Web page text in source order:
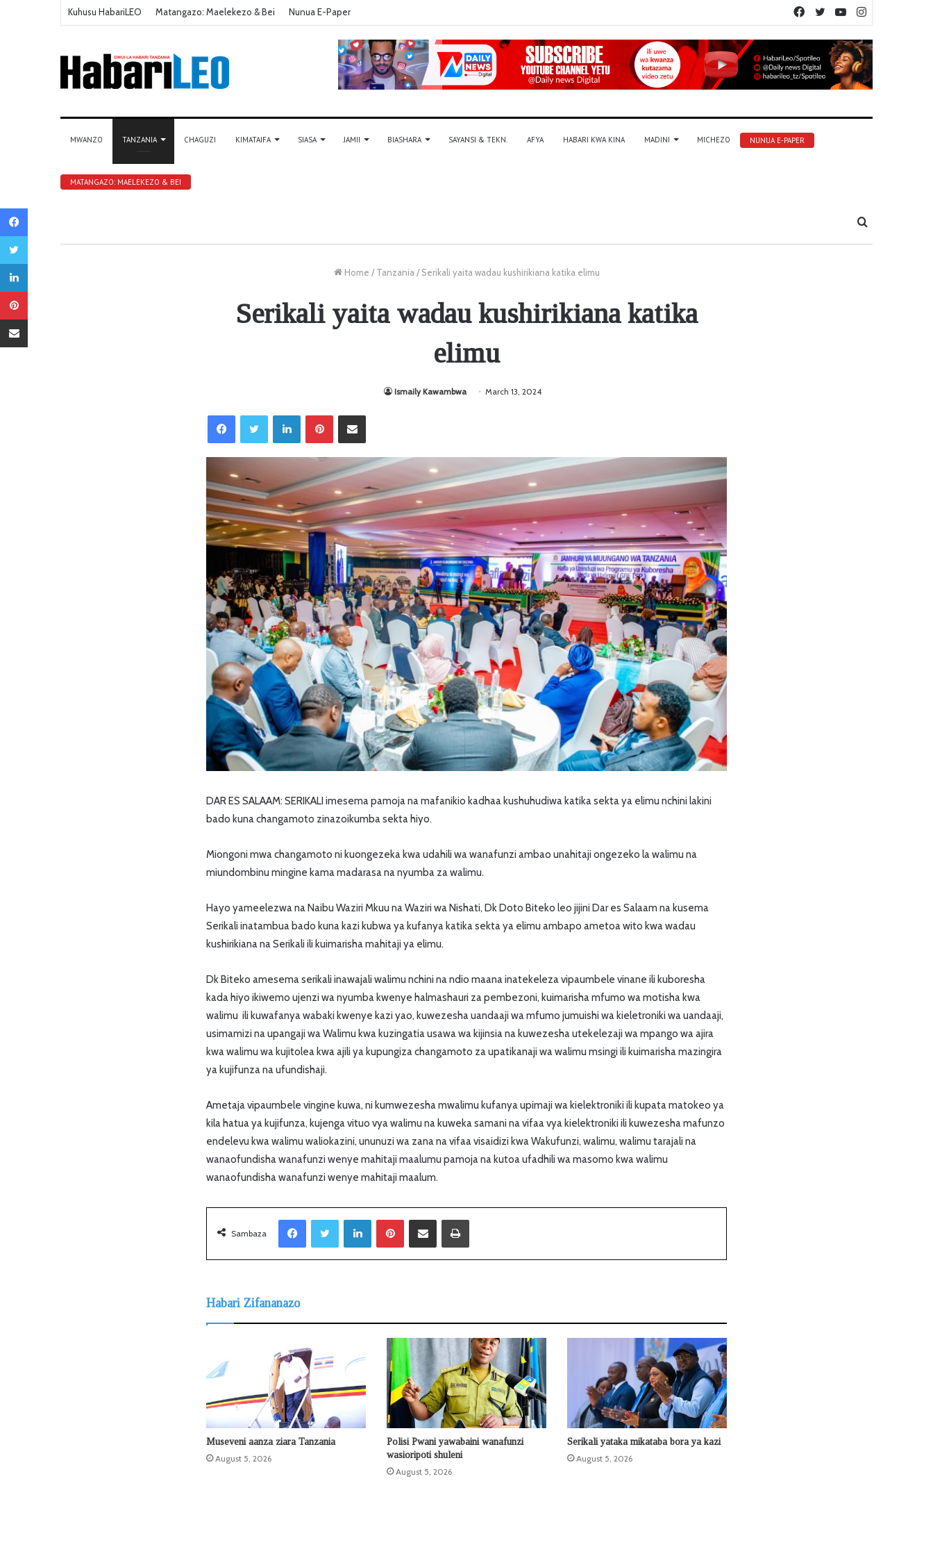
Kuhusu HabariLEO Matangazo: Maelekezo & Bei Nunua E-Paper YouTube
Twitter
Facebook
MWANZO TANZANIA CHAGUZI KIMATAIFA SIASA JAMII BIASHARA SAYANSI & TEKN. AFYA HABARI KWA KINA MADINI MICHEZO NUNUA E-PAPER
MATANGAZO: MAELEKEZO & BEI
Tafuta
Home / Tanzania / Serikali yaita wadau kushirikiana katika elimu
Serikali yaita wadau kushirikiana katika
elimu
Ismaily Kawambwa March 13, 2024
LinkedIn
DAR ES SALAAM: SERIKALI imesema pamoja na mafanikio kadhaa kushuhudiwa katika sekta ya elimu nchini lakini
bado kuna changamoto zinazoikumba sekta hiyo.
Miongoni mwa changamoto ni kuongezeka kwa udahili wa wanafunzi ambao unahitaji ongezeko la walimu na
miundombinu mingine kama madarasa na nyumba za walimu.
Hayo yameelezwa na Naibu Waziri Mkuu na Waziri wa Nishati, Dk Doto Biteko leo jijini Dar es Salaam na kusema
Serikali inatambua bado kuna kazi kubwa ya kufanya katika sekta ya elimu ambapo ametoa wito kwa wadau
kushirikiana na Serikali ili kuimarisha mahitaji ya elimu.
Dk Biteko amesema serikali inawajali walimu nchini na ndio maana inatekeleza vipaumbele vinane ili kuboresha
kada hiyo ikiwemo ujenzi wa nyumba kwenye halmashauri za pembezoni, kuimarisha mfumo wa motisha kwa
walimu ili kuwafanya wabaki kwenye kazi yao, kuwezesha uandaaji wa mfumo jumuishi wa kieletroniki wa uandaaji,
usimamizi na upangaji wa Walimu kwa kuzingatia usawa wa kijinsia na kuwezesha utekelezaji wa mpango wa ajira
kwa walimu wa kujitolea kwa ajili ya kupungiza changamoto za upatikanaji wa walimu msingi ili kuimarisha mazingira
ya kujifunza na ufundishaji.
Ametaja vipaumbele vingine kuwa, ni kumwezesha mwalimu kufanya upimaji wa kielektroniki ili kupata matokeo ya
kila hatua ya kujifunza, kujenga vituo vya walimu na kuweka samani na vifaa vya kielektroniki ili kuwezesha mafunzo
endelevu kwa walimu waliokazini, ununuzi wa zana na vifaa visaidizi kwa Wakufunzi, walimu, walimu tarajali na
wanaofundisha wanafunzi wenye mahitaji maalumu pamoja na kutoa ufadhili wa masomo kwa walimu
wanaofundisha wanafunzi wenye mahitaji maalum.
Sambaza
LinkedIn Sambaza kupitia barua pepe
Habari Zifananazo
Museveni aanza ziara Tanzania
August 5, 2026
Polisi Pwani yawabaini wanafunzi
wasioripoti shuleni
August 5, 2026
Serikali yataka mikataba bora ya kazi
August 5, 2026